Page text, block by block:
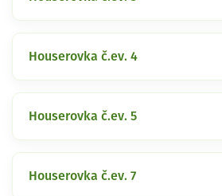
Houserovka č.ev. 4
Houserovka č.ev. 5
Houserovka č.ev. 7